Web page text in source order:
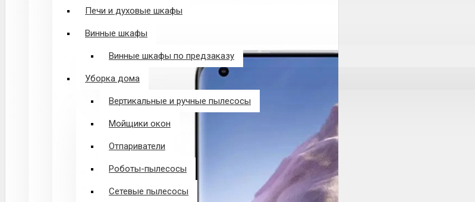
Печи и духовые шкафы
Винные шкафы
Винные шкафы по предзаказу
Уборка дома
Вертикальные и ручные пылесосы
Мойщики окон
Отпариватели
Роботы-пылесосы
Сетевые пылесосы